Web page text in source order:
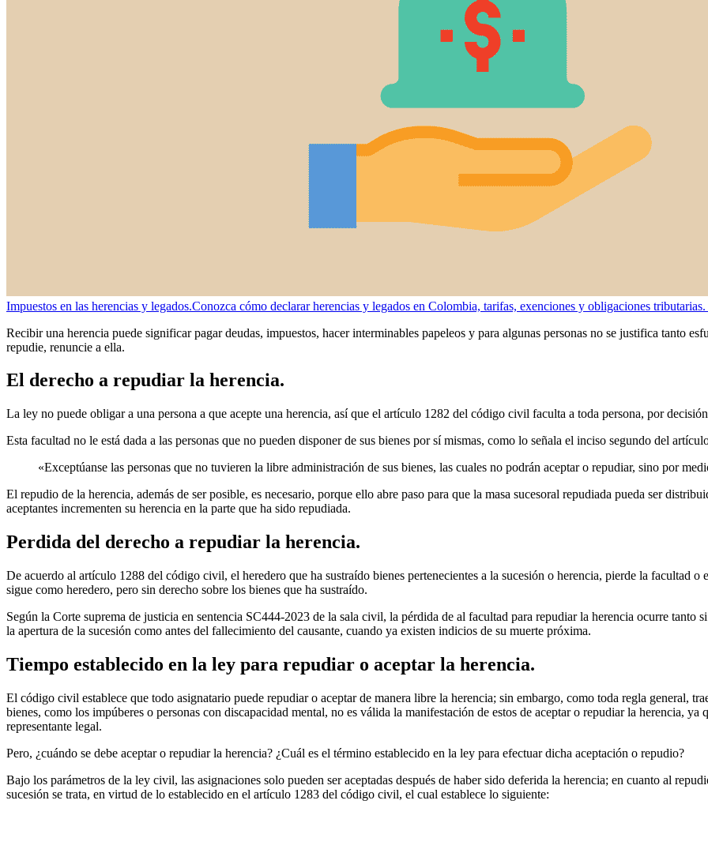
Impuestos en las herencias y legados.Conozca cómo declarar herencias y legados en Colombia, tarifas, exenciones y obligaciones
Recibir una herencia puede significar pagar deudas, impuestos, hacer interminables papeleos y para algunas personas no se justifica tanto
repudie, renuncie a ella.
El derecho a repudiar la herencia.
La ley no puede obligar a una persona a que acepte una herencia, así que el artículo 1282 del código civil faculta a toda persona, por
Esta facultad no le está dada a las personas que no pueden disponer de sus bienes por sí mismas, como lo señala el inciso segundo del
«Exceptúanse las personas que no tuvieren la libre administración de sus bienes, las cuales no podrán aceptar o repudiar, sino por
El repudio de la herencia, además de ser posible, es necesario, porque ello abre paso para que la masa sucesoral repudiada pueda ser
aceptantes incrementen su herencia en la parte que ha sido repudiada.
Perdida del derecho a repudiar la herencia.
De acuerdo al artículo 1288 del código civil, el heredero que ha sustraído bienes pertenecientes a la sucesión o herencia, pierde la facultad o
sigue como heredero, pero sin derecho sobre los bienes que ha sustraído.
Según la Corte suprema de justicia en sentencia SC444-2023 de la sala civil, la pérdida de al facultad para repudiar la herencia ocurre tanto
la apertura de la sucesión como antes del fallecimiento del causante, cuando ya existen indicios de su muerte próxima.
Tiempo establecido en la ley para repudiar o aceptar la herencia.
El código civil establece que todo asignatario puede repudiar o aceptar de manera libre la herencia; sin embargo, como toda regla general,
bienes, como los impúberes o personas con discapacidad mental, no es válida la manifestación de estos de aceptar o repudiar la herencia, ya
representante legal.
Pero, ¿cuándo se debe aceptar o repudiar la herencia? ¿Cuál es el término establecido en la ley para efectuar dicha aceptación o repudio?
Bajo los parámetros de la ley civil, las asignaciones solo pueden ser aceptadas después de haber sido deferida la herencia; en cuanto al
sucesión se trata, en virtud de lo establecido en el artículo 1283 del código civil, el cual establece lo siguiente: